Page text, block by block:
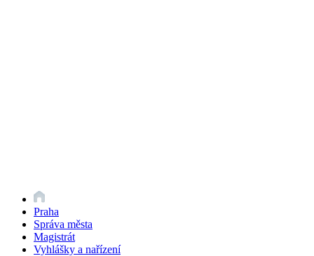
Praha
Správa města
Magistrát
Vyhlášky a nařízení